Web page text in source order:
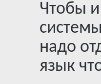
Чтобы и
надо
язык